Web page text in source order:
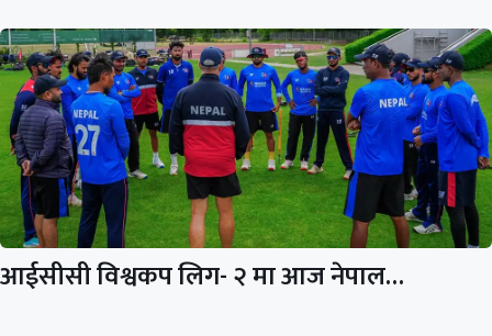
आईसीसी विश्वकप लिग- २ मा आज नेपाल…